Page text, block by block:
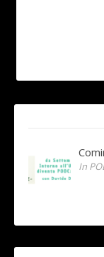
In